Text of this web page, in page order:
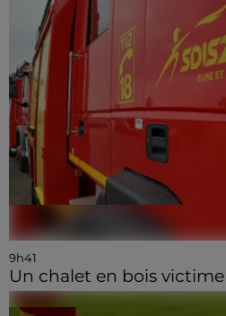
9h41
Un chalet en bois